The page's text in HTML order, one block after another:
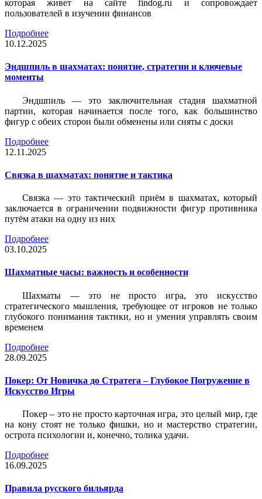
которая живет на сайте findog.ru и сопровождает
пользователей в изучении финансов
Подробнее
10.12.2025
Эндшпиль в шахматах: понятие, стратегии и ключевые
моменты
Эндшпиль — это заключительная стадия шахматной
партии, которая начинается после того, как большинство
фигур с обеих сторон были обменены или сняты с доски
Подробнее
12.11.2025
Связка в шахматах: понятие и тактика
Связка — это тактический приём в шахматах, который
заключается в ограничении подвижности фигур противника
путём атаки на одну из них
Подробнее
03.10.2025
Шахматные часы: важность и особенности
Шахматы — это не просто игра, это искусство
стратегического мышления, требующее от игроков не только
глубокого понимания тактики, но и умения управлять своим
временем
Подробнее
28.09.2025
Покер: От Новичка до Стратега – Глубокое Погружение в
Искусство Игры
Покер – это не просто карточная игра, это целый мир, где
на кону стоят не только фишки, но и мастерство стратегии,
острота психологии и, конечно, толика удачи.
Подробнее
16.09.2025
Правила русского бильярда